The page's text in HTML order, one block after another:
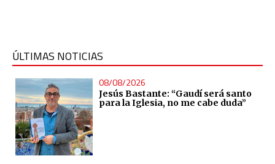
ÚLTIMAS NOTICIAS
08/08/2026
Jesús Bastante: “Gaudí será santo
para la Iglesia, no me cabe duda”